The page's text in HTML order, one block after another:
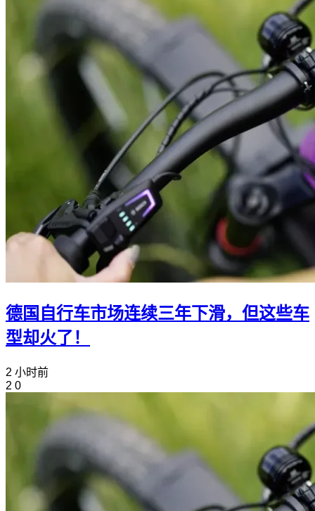
德国自行车市场连续三年下滑，但这些车
型却火了！
2 小时前
2 0